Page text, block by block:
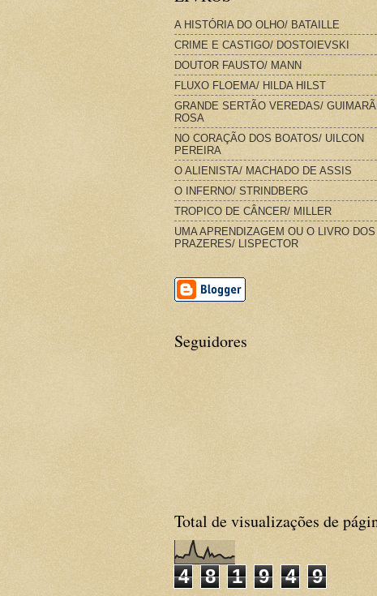
A HISTÓRIA DO OLHO/ BATAILLE
CRIME E CASTIGO/ DOSTOIEVSKI
DOUTOR FAUSTO/ MANN
FLUXO FLOEMA/ HILDA HILST
GRANDE SERTÃO VEREDAS/
ROSA
NO CORAÇÃO DOS BOATOS/ UILCON
PEREIRA
O ALIENISTA/ MACHADO DE ASSIS
O INFERNO/ STRINDBERG
TROPICO DE CÂNCER/ MILLER
UMA APRENDIZAGEM OU O LIVRO DOS
PRAZERES/ LISPECTOR
Seguidores
Total de visualizações de
4 8 1 9 4 9